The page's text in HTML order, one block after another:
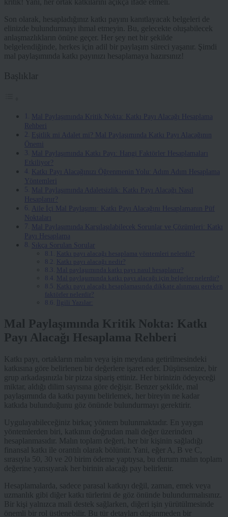
Son olarak, hesapladığınız katkı payını kanıtlayacak belgeleri de
elinizde bulundurmayı ihmal etmeyin. Bu, gelecekte oluşabilecek
anlaşmazlıkların önüne geçer. Her şey net bir şekilde
belgelendiğinde, herkes için adil bir paylaşım süreci yaşanır. Şimdi
mal paylaşımında katkı payınızı hesaplamaya hazırsınız!
Başlıklar
Mal Paylaşımında Kritik Nokta: Katkı Payı Alacağı Hesaplama
Rehberi
Eşitlik mi Adalet mi? Mal Paylaşımında Katkı Payı Alacağının
Önemi
Mal Paylaşımında Katkı Payı: Hangi Faktörler Hesaplamaları
Etkiliyor?
Katkı Payı Alacağınızı Öğrenmenin Yolu: Adım Adım Hesaplama
Yöntemleri
Mal Paylaşımında Adaletsizlik: Katkı Payı Alacağı Nasıl
Hesaplanır?
Aile İçi Mal Paylaşımı: Katkı Payı Alacağını Hesaplamanın Püf
Noktaları
Mal Paylaşımında Karşılaşılabilecek Sorunlar ve Çözümleri: Katkı
Payı Hesaplama
Sıkça Sorulan Sorular
Katkı payı alacağı hesaplama yöntemleri nelerdir?
Katkı payı alacağı nedir?
Mal paylaşımında katkı payı nasıl hesaplanır?
Mal paylaşımında katkı payı alacağı için belgeler nelerdir?
Katkı payı alacağı hesaplamasında dikkate alınması gereken
faktörler nelerdir?
İlgili Yazılar:
Mal Paylaşımında Kritik Nokta: Katkı
Payı Alacağı Hesaplama Rehberi
Katkı payı, ortakların malın veya işin meydana getirilmesindeki
katkısına göre belirlenen bir değerlere işaret eder. Düşünsenize, bir
grup arkadaşınızla bir pizza sipariş ettiniz. Her birinizin ödeyeceği
miktar, aldığı dilim sayısına göre değişir. Benzer şekilde, mal
paylaşımında da katkı payını belirlemek, her bireyin ne kadar
katkıda bulunduğunu göz önünde bulundurmayı gerektirir.
Uygulayabileceğiniz birkaç yöntem bulunmaktadır. En yaygın
yöntemlerden biri, katkının doğrudan mali değer üzerinden
hesaplanmasıdır. Malın toplam değeri, her bir kişinin sağladığı
finansal katkı ile orantılı olarak bölünür. Yani, eğer A, B ve C,
sırasıyla 50, 30 ve 20 birim ödeme yaptıysa, bu durum malın toplam
değerine yansıyarak her birinin alacağı pay belirlenir.
Hesaplamalarda, sadece parasal katkıyı değil, zaman, emek veya
uzmanlık gibi diğer katkı türlerini de göz önünde bulundurmalısınız.
Bir kişi yalnızca mali destek sağlarken, diğeri işin yürütülmesinde
önemli bir rol üstlenebilir. Bu tür detayları düşünmeden bir